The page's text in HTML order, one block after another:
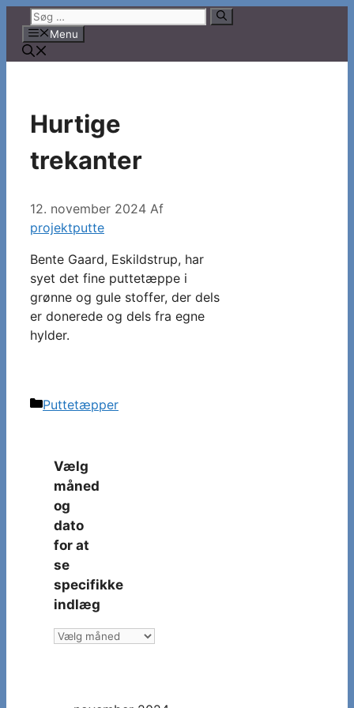
indhold
Søg
efter:Menu
Hurtige
trekanter
12. november 2024 Af
projektputte
Bente Gaard, Eskildstrup, har
syet det fine puttetæppe i
grønne og gule stoffer, der dels
er donerede og dels fra egne
hylder.
Kategorier
Puttetæpper
Vælg
måned
og
dato
for at
se
specifikke
indlæg
Vælg